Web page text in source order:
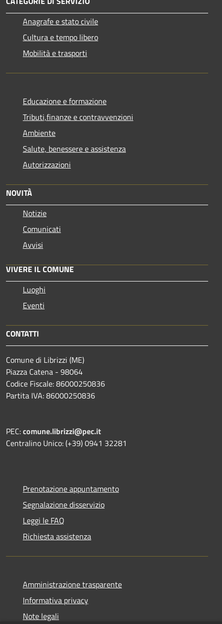
Anagrafe e stato civile
Cultura e tempo libero
Mobilità e trasporti
Educazione e formazione
Tributi,finanze e contravvenzioni
Ambiente
Salute, benessere e assistenza
Autorizzazioni
NOVITÀ
Notizie
Comunicati
Avvisi
VIVERE IL COMUNE
Luoghi
Eventi
CONTATTI
Comune di Librizzi (ME)
Piazza Catena - 98064
Codice Fiscale: 86000250836
Partita IVA: 86000250836
PEC:comune.librizzi@pec.it
Centralino Unico: (+39) 0941 32281
Prenotazione appuntamento
Segnalazione disservizio
Leggi le FAQ
Richiesta assistenza
Amministrazione trasparente
Informativa privacy
Note legali